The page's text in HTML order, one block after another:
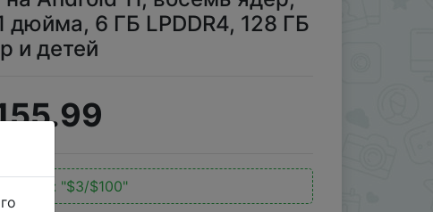
дюйма, 6 ГБ LPDDR4, 128 ГБ
и детей
"$3/$100"